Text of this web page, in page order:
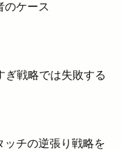
のケース
ぎ戦略では失敗する
ッチの逆張り戦略を